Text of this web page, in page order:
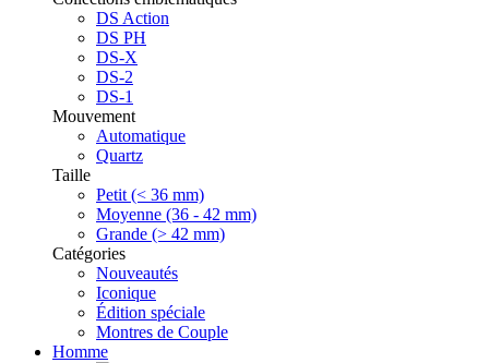
DS Action
DS PH
DS-X
DS-2
DS-1
Mouvement
Automatique
Quartz
Taille
Petit (< 36 mm)
Moyenne (36 - 42 mm)
Grande (> 42 mm)
Catégories
Nouveautés
Iconique
Édition spéciale
Montres de Couple
Homme